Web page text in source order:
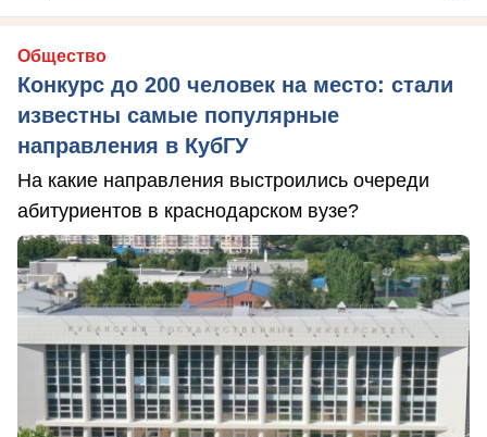
Общество
Конкурс до 200 человек на место: стали
известны самые популярные
направления в КубГУ
На какие направления выстроились очереди
абитуриентов в краснодарском вузе?